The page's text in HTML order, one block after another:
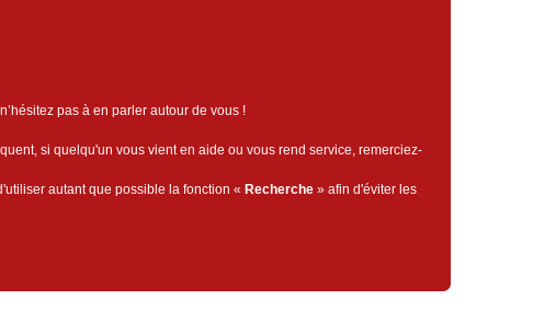
pas à en parler autour de vous !
si quelqu'un vous vient en aide ou vous rend service, remerciez-
autant que possible la fonction « Recherche » afin d'éviter les